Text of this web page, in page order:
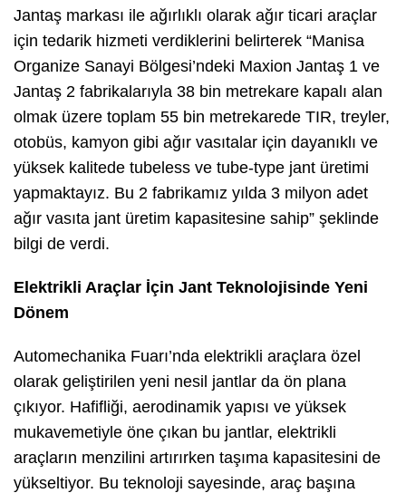
Jantaş markası ile ağırlıklı olarak ağır ticari araçlar
için tedarik hizmeti verdiklerini belirterek “Manisa
Organize Sanayi Bölgesi’ndeki Maxion Jantaş 1 ve
Jantaş 2 fabrikalarıyla 38 bin metrekare kapalı alan
olmak üzere toplam 55 bin metrekarede TIR, treyler,
otobüs, kamyon gibi ağır vasıtalar için dayanıklı ve
yüksek kalitede tubeless ve tube-type jant üretimi
yapmaktayız. Bu 2 fabrikamız yılda 3 milyon adet
ağır vasıta jant üretim kapasitesine sahip” şeklinde
bilgi de verdi.
Elektrikli Araçlar İçin Jant Teknolojisinde Yeni
Dönem
Automechanika Fuarı’nda elektrikli araçlara özel
olarak geliştirilen yeni nesil jantlar da ön plana
çıkıyor. Hafifliği, aerodinamik yapısı ve yüksek
mukavemetiyle öne çıkan bu jantlar, elektrikli
araçların menzilini artırırken taşıma kapasitesini de
yükseltiyor. Bu teknoloji sayesinde, araç başına